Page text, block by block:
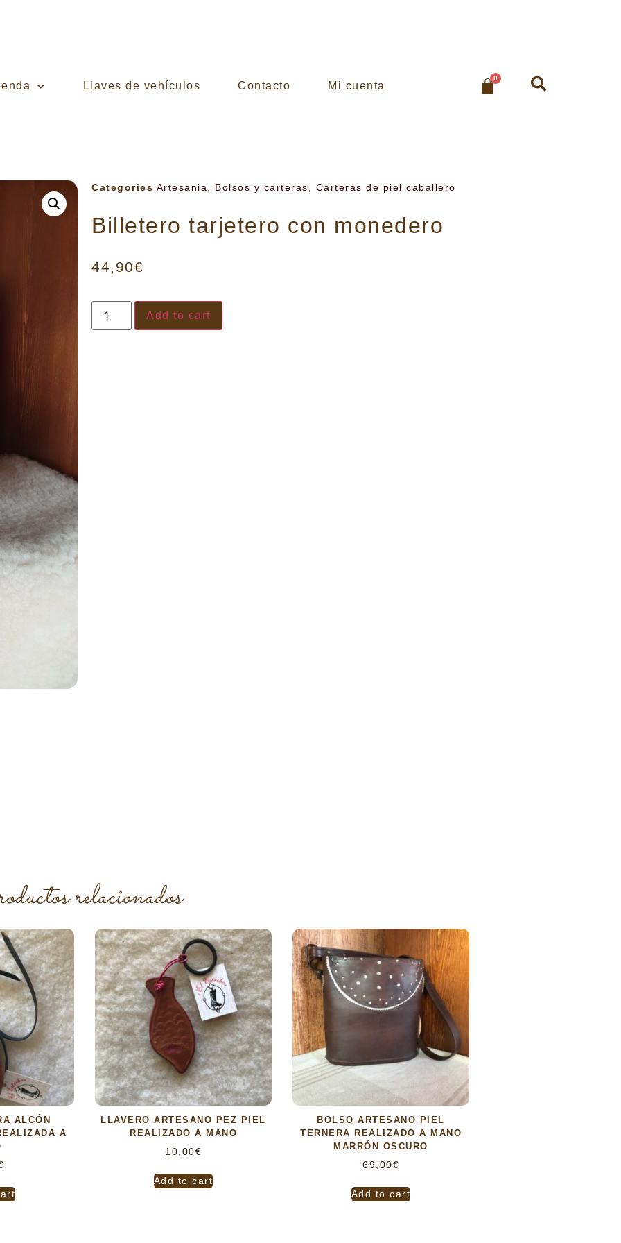
Llaves de vehículos Contacto Mi cuenta
0
Categories Artesania Bolsos y carteras Carteras de piel caballero
Billetero tarjetero con monedero
44,90€
Add to cart
relacionados
ALCÓN
A
LLAVERO ARTESANO PEZ PIEL
REALIZADO A MANO
10,00€
Add to cart
BOLSO ARTESANO PIEL
TERNERA REALIZADO A MANO
MARRÓN OSCURO
69,00€
Add to cart